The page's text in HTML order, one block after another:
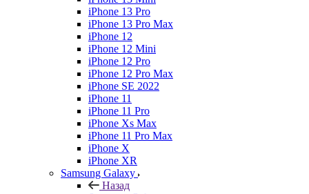
iPhone 13 Pro
iPhone 13 Pro Max
iPhone 12
iPhone 12 Mini
iPhone 12 Pro
iPhone 12 Pro Max
iPhone SE 2022
iPhone 11
iPhone 11 Pro
iPhone Xs Max
iPhone 11 Pro Max
iPhone X
iPhone XR
Samsung Galaxy
Назад